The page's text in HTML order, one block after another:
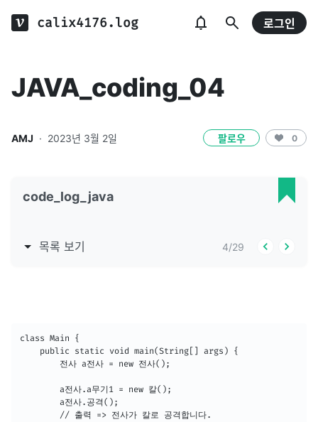
calix4176.log 로그인
JAVA_coding_04
AMJ · 2023년 3월 2일 팔로우 0
code_log_java
목록 보기 4/29
class Main {
    public static void main(String[] args) {
        전사 a전사 = new 전사();
        a전사.a무기1 = new 칼();
        a전사.공격();
        // 출력 => 전사가 칼로 공격합니다.